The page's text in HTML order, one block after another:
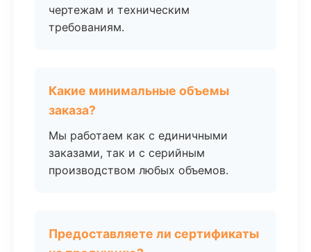
чертежам и техническим
требованиям.
Какие минимальные объемы
заказа?
Мы работаем как с единичными
заказами, так и с серийным
производством любых объемов.
Предоставляете ли сертификаты